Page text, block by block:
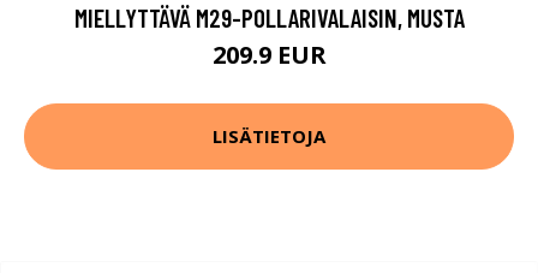
MIELLYTTÄVÄ M29-POLLARIVALAISIN, MUSTA
209.9 EUR
LISÄTIETOJA